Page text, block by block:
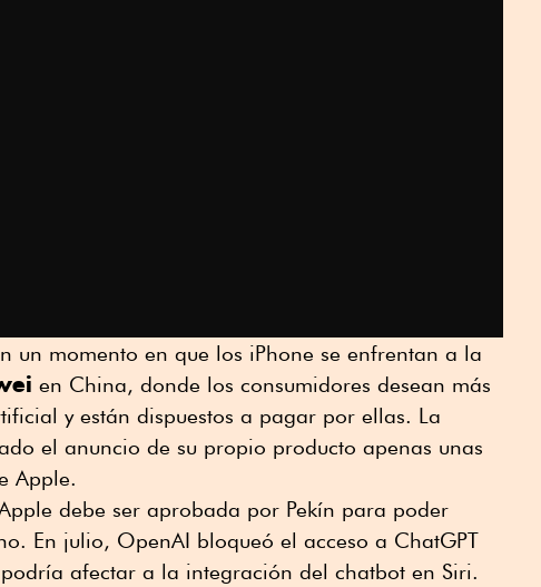
un momento en que los iPhone se enfrentan a la
en China, donde los consumidores desean más
y están dispuestos a pagar por ellas. La
el anuncio de su propio producto apenas unas
Apple.
debe ser aprobada por Pekín para poder
En julio, OpenAI bloqueó el acceso a ChatGPT
afectar a la integración del chatbot en Siri.